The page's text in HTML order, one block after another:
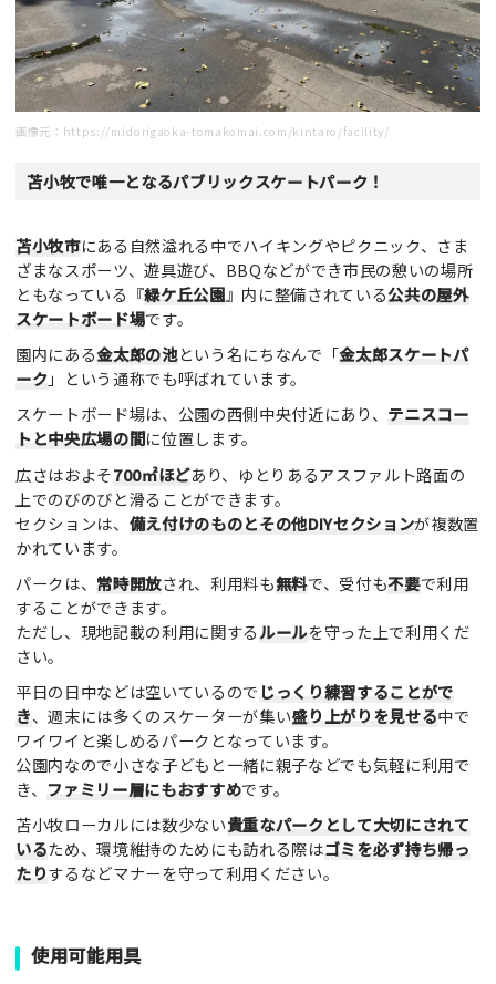
画像元： https://midorigaoka-tomakomai.com/kintaro/facility/
苫小牧で唯一となるパブリックスケートパーク！
苫小牧市にある自然溢れる中でハイキングやピクニック、さま
ざまなスポーツ、遊具遊び、BBQなどができ市民の憩いの場所
ともなっている『緑ケ丘公園』内に整備されている公共の屋外
スケートボード場です。
園内にある金太郎の池という名にちなんで「金太郎スケートパ
ーク」という通称でも呼ばれています。
スケートボード場は、公園の西側中央付近にあり、 テニスコー
トと中央広場の間に位置します。
広さはおよそ700㎡ほどあり、ゆとりあるアスファルト路面の
上でのびのびと滑ることができます。
セクションは、 備え付けのものとその他DIYセクションが複数置
かれています。
パークは、 常時開放され、利用料も無料で、受付も不要で利用
することができます。
ただし、現地記載の利用に関するルールを守った上で利用くだ
さい。
平日の日中などは空いているので じっくり練習することがで
き、週末には多くのスケーターが集い盛り上がりを見せる中で
ワイワイと楽しめるパークとなっています。
公園内なので小さな子どもと一緒に親子などでも気軽に利用で
き、 ファミリー層にもおすすめです。
苫小牧ローカルには数少ない貴重なパークとして大切にされて
いるため、環境維持のためにも訪れる際はゴミを必ず持ち帰っ
たりするなどマナーを守って利用ください。
使用可能用具